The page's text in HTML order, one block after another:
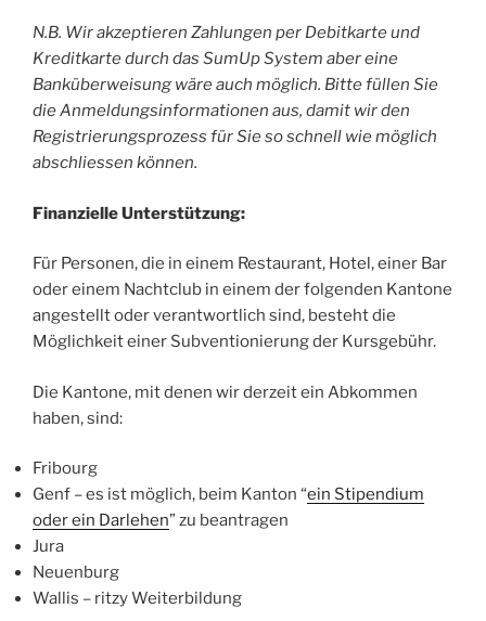
N.B. Wir akzeptieren Zahlungen per Debitkarte und
Kreditkarte durch das SumUp System aber eine
Banküberweisung wäre auch möglich. Bitte füllen Sie
die Anmeldungsinformationen aus, damit wir den
Registrierungsprozess für Sie so schnell wie möglich
abschliessen können.
Finanzielle Unterstützung:
Für Personen, die in einem Restaurant, Hotel, einer Bar
oder einem Nachtclub in einem der folgenden Kantone
angestellt oder verantwortlich sind, besteht die
Möglichkeit einer Subventionierung der Kursgebühr.
Die Kantone, mit denen wir derzeit ein Abkommen
haben, sind:
Fribourg
Genf – es ist möglich, beim Kanton “ein Stipendium
oder ein Darlehen” zu beantragen
Jura
Neuenburg
Wallis – ritzy Weiterbildung